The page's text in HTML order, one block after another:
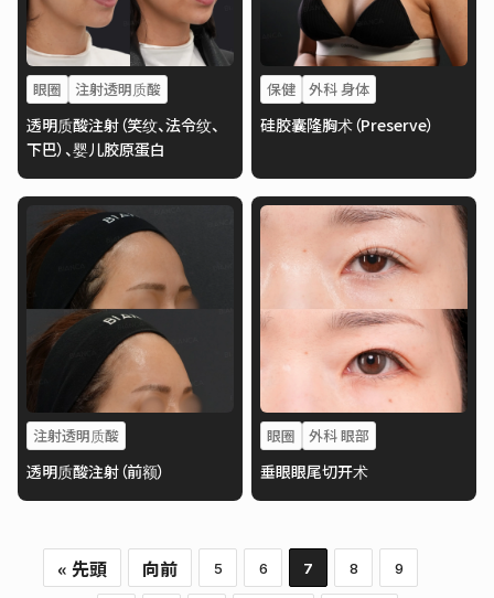
眼圈 注射透明质酸
透明质酸注射（笑纹、法令纹、
下巴）、婴儿胶原蛋白
保健 外科 身体
硅胶囊隆胸术（Preserve）
注射透明质酸
透明质酸注射（前额）
眼圈 外科 眼部
垂眼眼尾切开术
« 先頭 向前 5 6 7 8 9